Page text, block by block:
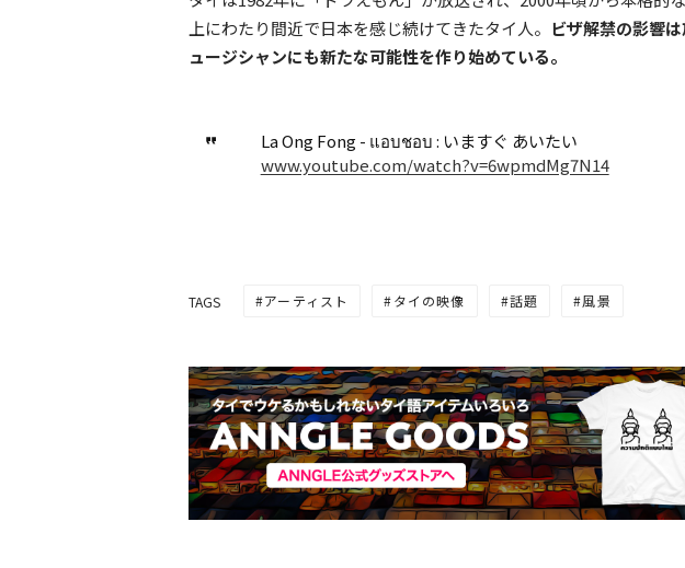
上にわたり間近で日本を感じ続けてきたタイ人。 ビザ解禁の影響
ュージシャンにも新たな可能性を作り始めている。
La Ong Fong - แอบชอบ : いますぐ あいたい
www.youtube.com/watch?v=6wpmdMg7N14
TAGS アーティスト タイの映像 話題 風景